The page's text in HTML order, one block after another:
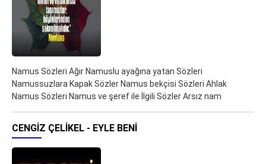
Namus Sözleri Ağır Namuslu ayağına yatan Sözleri
Namussuzlara Kapak Sözler Namus bekçisi Sözleri Ahlak
Namus Sözleri Namus ve şeref ile İlgili Sözler Arsız nam
CENGIZ ÇELIKEL - EYLE BENI